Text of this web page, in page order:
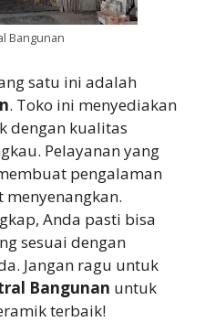
Bangunan
satu ini adalah
. Toko ini menyediakan
dengan kualitas
Pelayanan yang
pengalaman
Anda pasti bisa
sesuai dengan
Jangan ragu untuk
Bangunan untuk
terbaik!